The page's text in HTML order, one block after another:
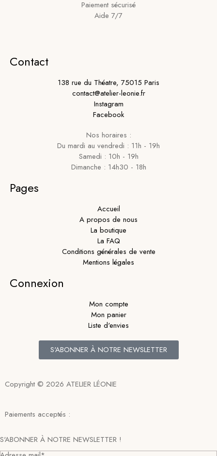
Paiement sécurisé
Aide 7/7
Contact
138 rue du Théatre, 75015 Paris
contact@atelier-leonie.fr
Instagram
Facebook
Nos horaires :
Du mardi au vendredi : 11h - 19h
Samedi : 10h - 19h
Dimanche : 14h30 - 18h
Pages
Accueil
A propos de nous
La boutique
La FAQ
Conditions générales de vente
Mentions légales
Connexion
Mon compte
Mon panier
Liste d'envies
S'ABONNER À NOTRE NEWSLETTER
Copyright © 2026 ATELIER LÉONIE
Paiements acceptés :
S'ABONNER À NOTRE NEWSLETTER !